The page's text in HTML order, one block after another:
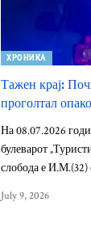
ХРОНИКА
Тажен крај:
проголтал
На 08.07.2026
булеварот
слобода е И.М.(32)
July 9, 2026